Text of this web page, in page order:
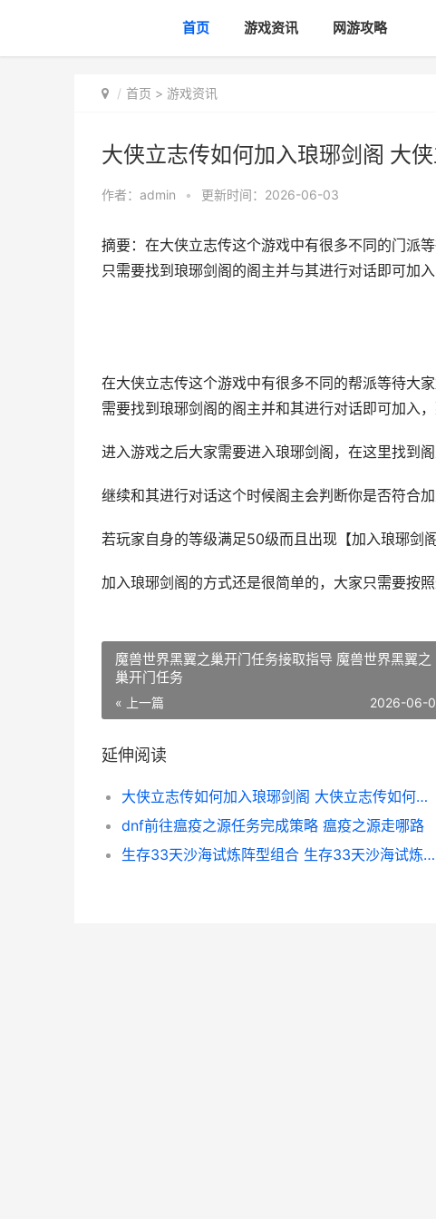
首页 游戏资讯 网游攻略
首页 > 游戏资讯
大侠立志传如何加入琅琊剑阁 大
作者： admin • 更新时间：2026-06-03
摘要：​在大侠立志传这个游戏中有很多不同的门派
只需要找到琅琊剑阁的阁主并与其进行对话即可加
在大侠立志传这个游戏中有很多不同的帮派等待大
需要找到琅琊剑阁的阁主并和其进行对话即可加入
进入游戏之后大家需要进入琅琊剑阁，在这里找到
继续和其进行对话这个时候阁主会判断你是否符合加
若玩家自身的等级满足50级而且出现【加入琅琊剑
加入琅琊剑阁的方式还是很简单的，大家只需要按
魔兽世界黑翼之巢开门任务接取指导 魔兽世界黑翼之
巢开门任务
« 上一篇 2026-06-
延伸阅读
大侠立志传如何加入琅琊剑阁 大侠立志传如何进入神捕门
dnf前往瘟疫之源任务完成策略 瘟疫之源走哪路
生存33天沙海试炼阵型组合 生存33天沙海试炼佣兵搭配